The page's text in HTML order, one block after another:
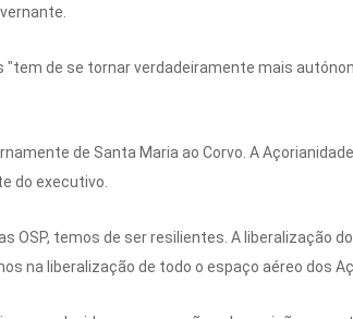
"tem de se tornar verdadeiramente mais
de Santa Maria ao Corvo. A
do executivo.
OSP, temos de ser resilientes. A liberalização
na liberalização de todo o espaço aéreo dos